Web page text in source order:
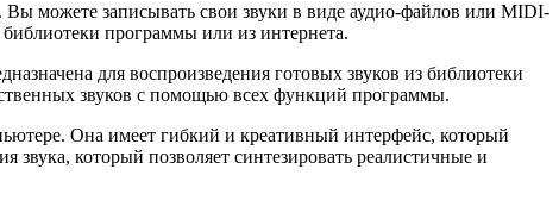
можете записывать свои звуки в виде аудио-файлов или MIDI-
программы или из интернета.
для воспроизведения готовых звуков из библиотеки
звуков с помощью всех функций программы.
Она имеет гибкий и креативный интерфейс, который
звука, который позволяет синтезировать реалистичные и